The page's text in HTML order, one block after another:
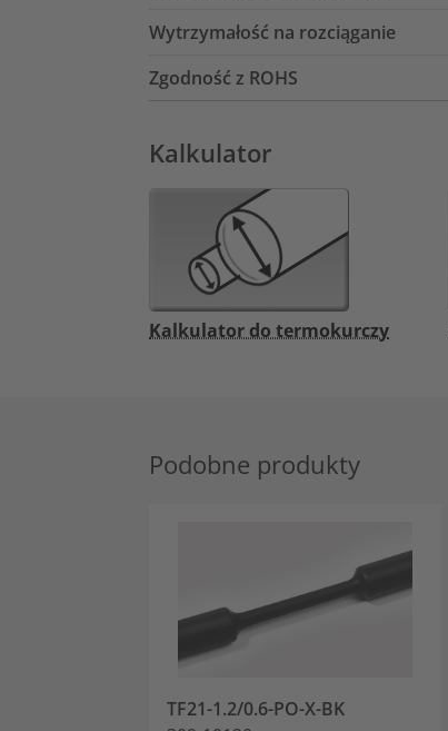
Wytrzymałość na rozciąganie
Zgodność z ROHS
Kalkulator
Kalkulator do termokurczy
Podobne produkty
TF21-1.2/0.6-PO-X-BK